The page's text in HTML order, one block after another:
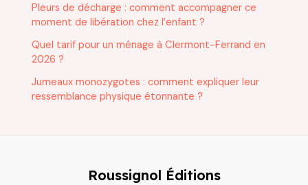
Pleurs de décharge : comment accompagner ce
moment de libération chez l’enfant ?
Quel tarif pour un ménage à Clermont-Ferrand en
2026 ?
Jumeaux monozygotes : comment expliquer leur
ressemblance physique étonnante ?
Roussignol Éditions